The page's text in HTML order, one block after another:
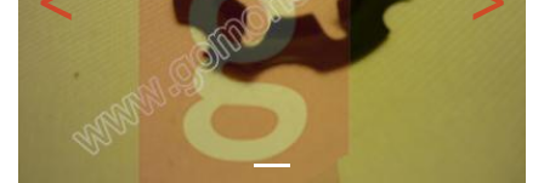
Előző